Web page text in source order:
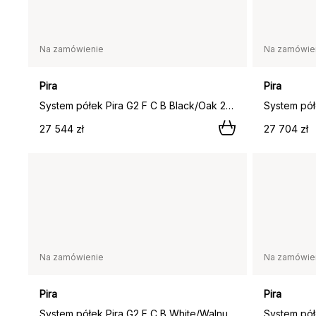
Na zamówienie
Pira
System półek Pira G2 F C B Black/Oak 248–255 cm,
27 544 zł
Na
Pira
27 704 zł
Na zamówienie
Pira
Na
Pira